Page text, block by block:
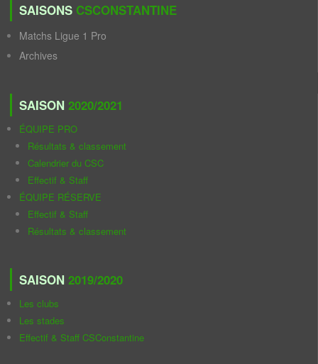
SAISONS CSCONSTANTINE
Matchs Ligue 1 Pro
Archives
SAISON 2020/2021
ÉQUIPE PRO
Résultats & classement
Calendrier du CSC
Effectif & Staff
ÉQUIPE RÉSERVE
Effectif & Staff
Résultats & classement
SAISON 2019/2020
Les clubs
Les stades
Effectif & Staff CSConstantine